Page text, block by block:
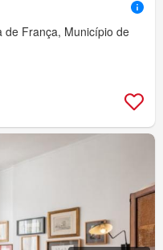
de França, Município de